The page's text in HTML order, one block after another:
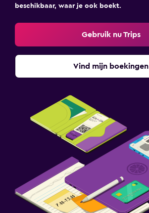
beschikbaar, waar je ook boekt.
Gebruik nu Trips
Vind mijn boekingen